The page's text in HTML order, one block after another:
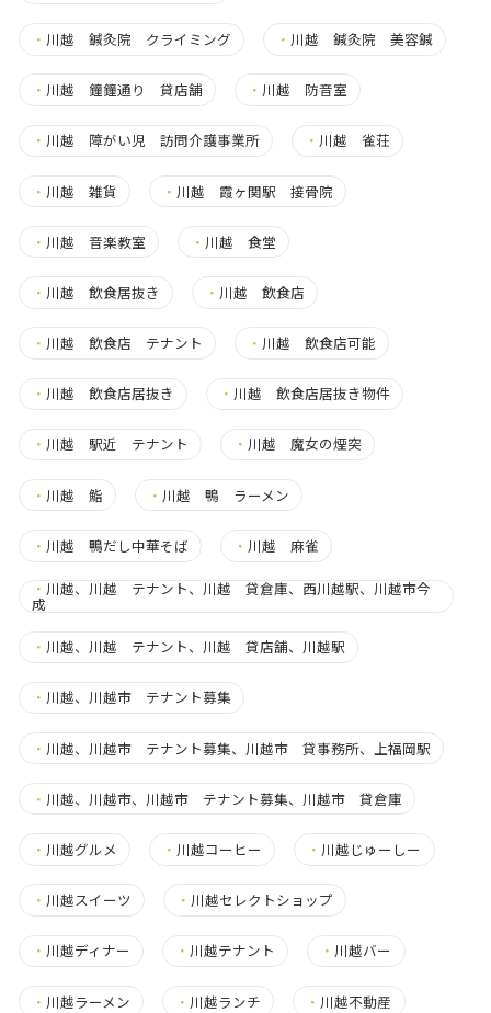
・ 川越 鍼灸院 クライミング ・ 川越 鍼灸院 美容鍼
・ 川越 鐘鐘通り 貸店舗 ・ 川越 防音室
・ 川越 障がい児 訪問介護事業所 ・ 川越 雀荘
・ 川越 雑貨 ・ 川越 霞ヶ関駅 接骨院
・ 川越 音楽教室 ・ 川越 食堂
・ 川越 飲食居抜き ・ 川越 飲食店
・ 川越 飲食店 テナント ・ 川越 飲食店可能
・ 川越 飲食店居抜き ・ 川越 飲食店居抜き物件
・ 川越 駅近 テナント ・ 川越 魔女の煙突
・ 川越 鮨 ・ 川越 鴨 ラーメン
・ 川越 鴨だし中華そば ・ 川越 麻雀
・ 川越、川越 テナント、川越 貸倉庫、西川越駅、川越市今
成
・ 川越、川越 テナント、川越 貸店舗、川越駅
・ 川越、川越市 テナント募集
・ 川越、川越市 テナント募集、川越市 貸事務所、上福岡駅
・ 川越、川越市、川越市 テナント募集、川越市 貸倉庫
・ 川越グルメ ・ 川越コーヒー ・ 川越じゅーしー
・ 川越スイーツ ・ 川越セレクトショップ
・ 川越ディナー ・ 川越テナント ・ 川越バー
・ 川越ラーメン ・ 川越ランチ ・ 川越不動産